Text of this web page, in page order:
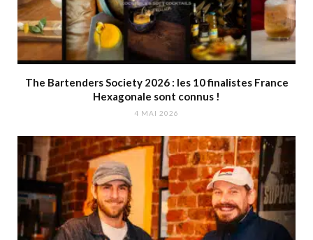
The Bartenders Society 2026 : les 10 finalistes France
Hexagonale sont connus !
4 MAI 2026